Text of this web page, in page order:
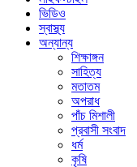
ভিডিও
স্বাস্থ্য
অন্যান্য
শিক্ষাঙ্গন
সাহিত্য
মতাতম
অপরাধ
পাঁচ মিশালী
প্রবাসী সংবাদ
ধর্ম
কৃষি